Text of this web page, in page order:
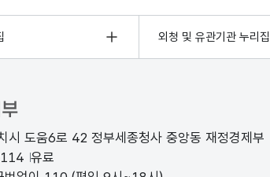
외청 및 유관기관 누리집
시 도움6로 42 정부세종청사 중앙동 재정경제부
유료